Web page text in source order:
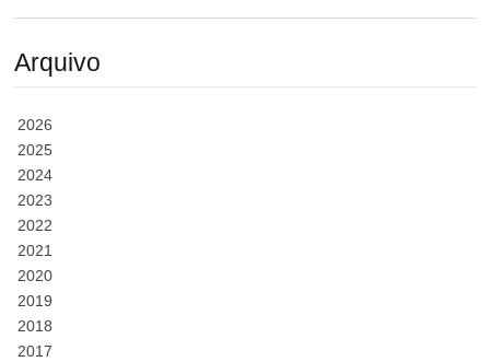
Arquivo
2026
2025
2024
2023
2022
2021
2020
2019
2018
2017